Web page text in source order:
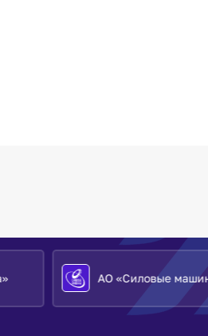
АО «Силовые машины»